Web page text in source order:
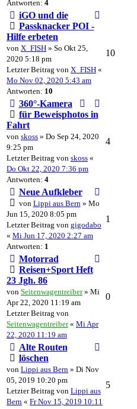
Antworten: 4
iGO und die
Passknacker POI -
Hilfe erbeten
von X_FISH » So Okt 25,
2020 5:18 pm
Letzter Beitrag von X_FISH «
Mo Nov 02, 2020 5:43 am
Antworten: 10
10
360°-Kamera
für Beweisphotos in
Fahrt
von skoss » Do Sep 24, 2020
9:25 pm
Letzter Beitrag von skoss «
Do Okt 22, 2020 7:36 pm
Antworten: 4
4
Neue Aufkleber
von Lippi aus Bern » Mo
Jun 15, 2020 8:05 pm
Letzter Beitrag von gigodabo
« Mi Jun 17, 2020 2:27 am
Antworten: 1
1
Motorrad
Reisen+Sport Heft
23 Jgh. 86
von Seitenwagentreiber» Mi
Apr 22, 2020 11:19 am
Letzter Beitrag von
Seitenwagentreiber« Mi Apr
22, 2020 11:19 am
0
Alte Routen
löschen
von Lippi aus Bern » Di Nov
05, 2019 10:20 pm
Letzter Beitrag von Lippi aus
Bern « Fr Nov 15, 2019 10:11
5